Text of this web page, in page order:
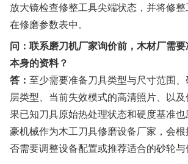
放大镜检查修整工具尖端状态，并将修
在修磨参数表中。
问：联系磨刀机厂家询价前，木材厂需
本身的资料？
答： 至少需要准备刀具类型与尺寸范围
层类型、当前失效模式的高清照片、以
果已知刀具原始热处理状态和硬度基准
豪机械作为木工刀具修磨设备厂家，会
否需要调整设备配置或推荐适合的砂轮与